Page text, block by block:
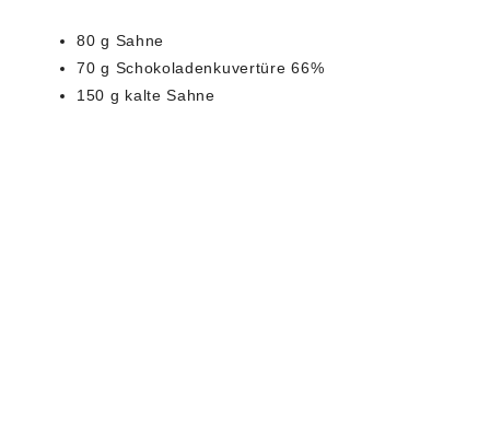
80 g Sahne
70 g Schokoladenkuvertüre 66%
150 g kalte Sahne